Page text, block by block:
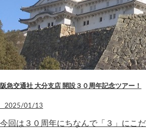
阪急交通社 大分支店 開設３０周年記念ツアー！
2025/01/13
今回は３０周年にちなんで「３」にこ